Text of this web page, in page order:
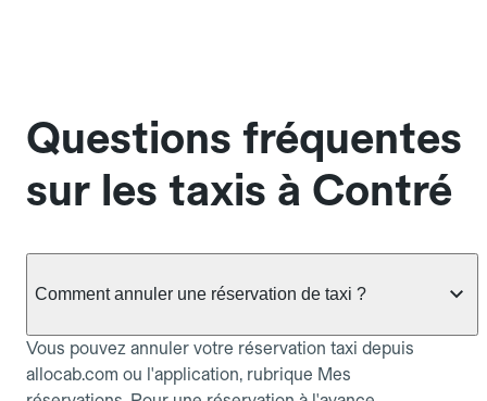
Questions fréquentes
sur les taxis à Contré
Comment annuler une réservation de taxi ?
Vous pouvez annuler votre réservation taxi depuis
allocab.com ou l'application, rubrique Mes